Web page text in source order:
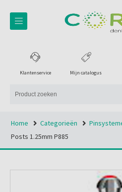
Mijn catalogus
Klantenservice
Home Categorieën
Posts 1.25mm P885